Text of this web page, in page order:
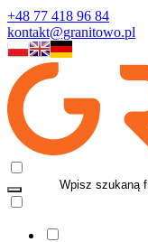
+48 77 418 96 84
kontakt@granitowo.pl